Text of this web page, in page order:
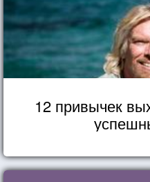
12 привычек